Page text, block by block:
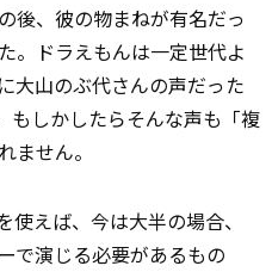
後、彼の物まねが有名だっ
。ドラえもんは一定世代よ
大山のぶ代さんの声だった
もしかしたらそんな声も「複
ません。
使えば、今は大半の場合、
で演じる必要があるもの